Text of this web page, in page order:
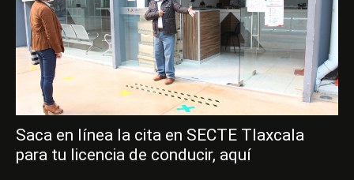
Saca en línea la cita en SECTE Tlaxcala
para tu licencia de conducir, aquí